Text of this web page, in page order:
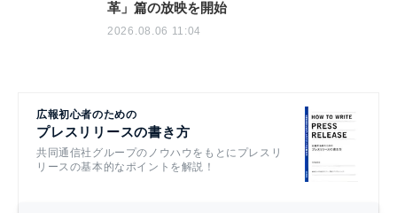
革」篇の放映を開始
2026.08.06 11:04
広報初心者のための
プレスリリースの書き方
共同通信社グループのノウハウをもとにプレスリ
リースの基本的なポイントを解説！